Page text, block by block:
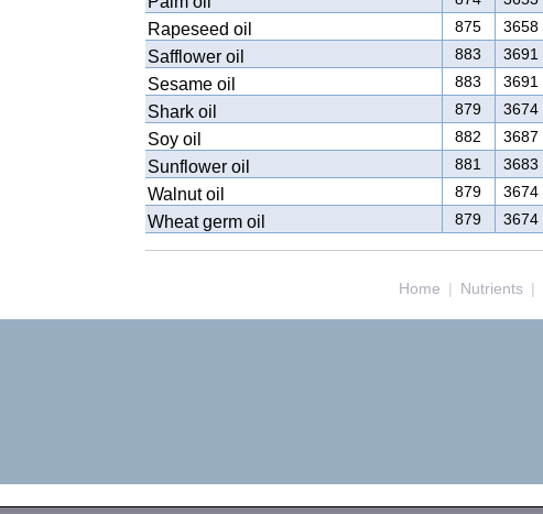
Rapeseed oil 875 3658
Safflower oil 883 3691
Sesame oil 883 3691
Shark oil 879 3674
Soy oil 882 3687
Sunflower oil 881 3683
Walnut oil 879 3674
Wheat germ oil 879 3674
Home | Nutrients |